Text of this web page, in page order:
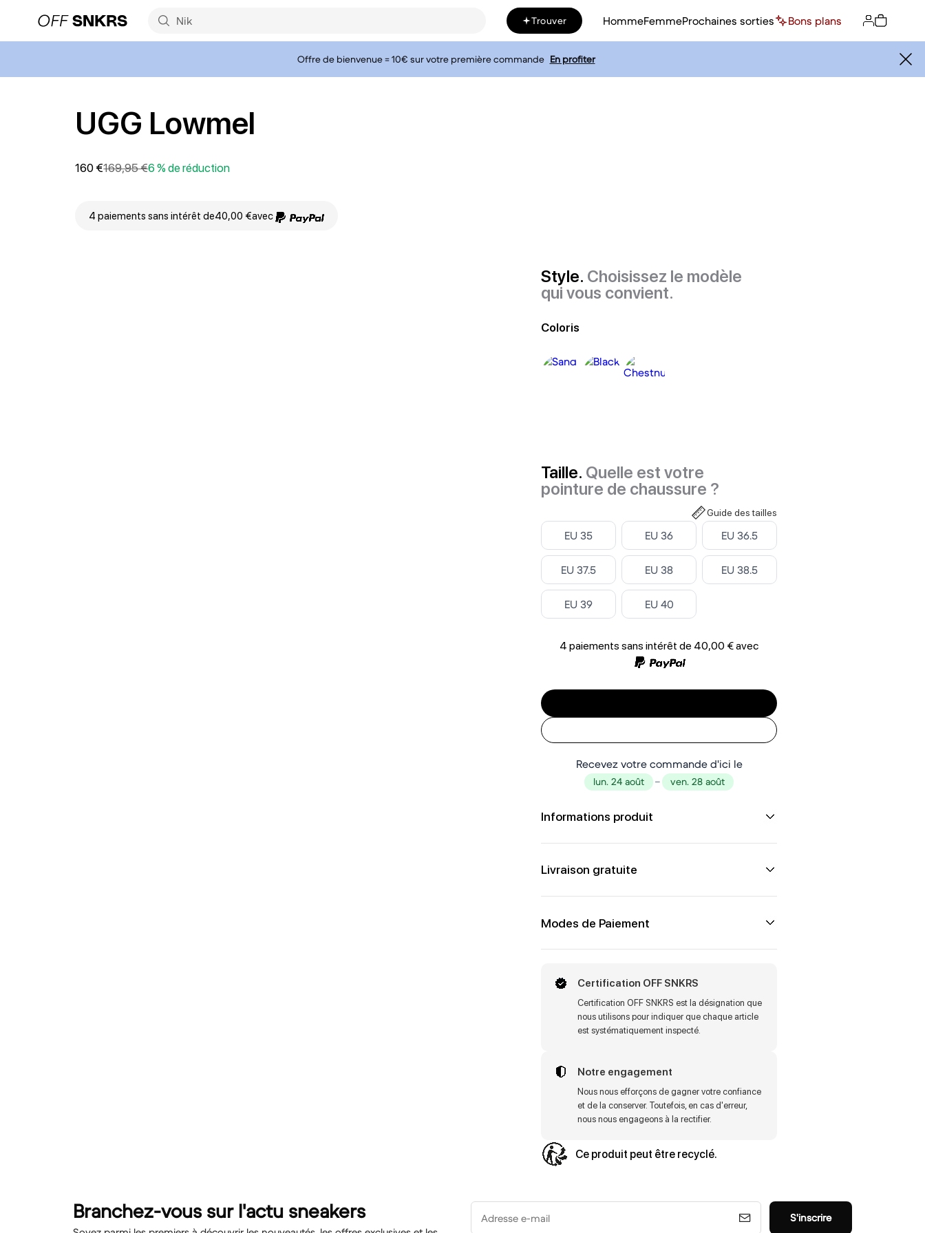
Trouver HommeFemmeProchaines sorties Bons plans
Offre de bienvenue = 10€ sur votre première commande En profiter
UGG Lowmel
160 €169,95 €6 % de réduction
4 paiements sans intérêt de40,00 €avec
Style. Choisissez le modèle
qui vous convient.
Coloris
Taille. Quelle est votre
pointure de chaussure ?
Guide des tailles
Select
EU 35 Select
EU 36 Select
EU 36.5
Select
EU 37.5 Select
EU 38 Select
EU 38.5
Select
EU 39 Select
EU 40
4 paiements sans intérêt de 40,00 €avec
Recevez votre commande d'ici le
lun. 24 août – ven. 28 août
Informations produit
Livraison gratuite
Modes de Paiement
Certification OFF SNKRS
Certification OFF SNKRS est la désignation que
nous utilisons pour indiquer que chaque article
est systématiquement inspecté.
Notre engagement
Nous nous efforçons de gagner votre confiance
et de la conserver. Toutefois, en cas d'erreur,
nous nous engageons à la rectifier.
Ce produit peut être recyclé.
Branchez-vous sur l'actu sneakers Adresse e-mail S'inscrire